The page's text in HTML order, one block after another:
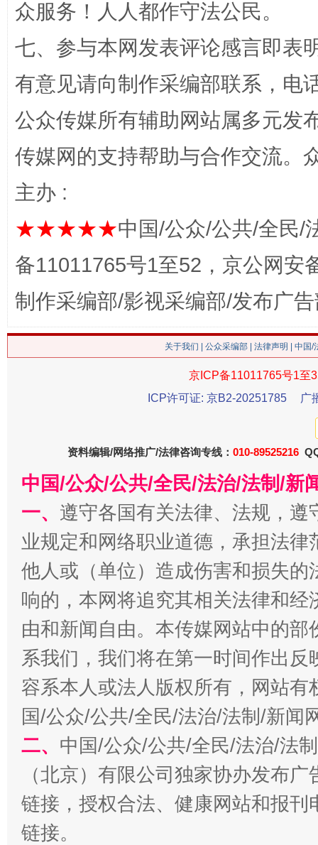
网上购药对药下症？
在谋一域中谋全局
今
习近平的博鳌关键词
魏明亮
生
众服务！人人都作守法公民。
七、参与本网发表评论感言即表
有意见请向制作采编部联系，电
公众传媒所有辅助网站属多元发
传媒网的支持帮助与合作交流。
主办 :
★★★★★中国/公众/公共/全民/
备11011765号1至52，京公网安
制作采编部/影视采编部/发布广
关于我们 公众采编部 法律声明 | 中国
京ICP备11011765号1至
ICP许可证: 京B2-20251785
广
资料编辑/网络推广/法律咨询专线： 010-89525216
中国/公众/公共/全民/法治/法制/新
一、 遵守各国有关法律、法规，
业规定和网络职业道德，承担法
他人或（单位）造成伤害和损失
响的，本网将追究其相关法律和
由和新闻自由。本传媒网站中的
系我们，我们将在第一时间作出
容系本人或法人版权所有，网站
国/公众/公共/全民/法治/法制/新闻
二、 中国/公众/公共/全民/法治/法
（北京）有限公司独家协办发布
链接，授权合法、健康网站和报
链接。